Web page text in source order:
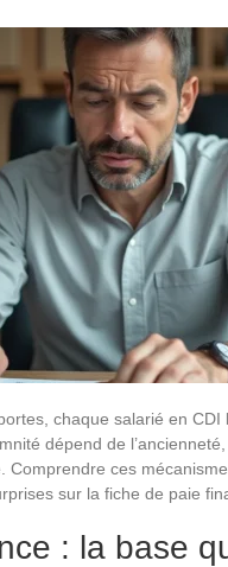
chaque salarié en
dépend de
Comprendre ces
sur la fiche de paie
: la base